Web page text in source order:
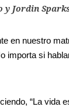
y Jordin
en nuestro
importa si
“La vida